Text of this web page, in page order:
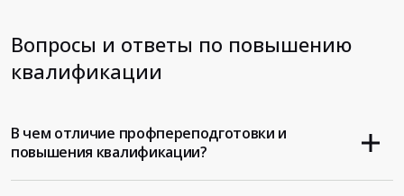
Вопросы и ответы по повышению
квалификации
В чем отличие профпереподготовки и
повышения квалификации?